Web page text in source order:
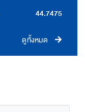
44.7475
ดูทั้งหมด